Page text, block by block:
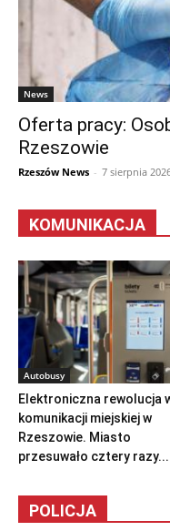
News
Oferta pracy:
Rzeszowie
Rzeszów News - 7 sierpnia
KOMUNIKACJA
Autobusy
Elektroniczna rewolucja
komunikacji miejskiej w
Rzeszowie. Miasto
przesuwało cztery razy...
POLICJA